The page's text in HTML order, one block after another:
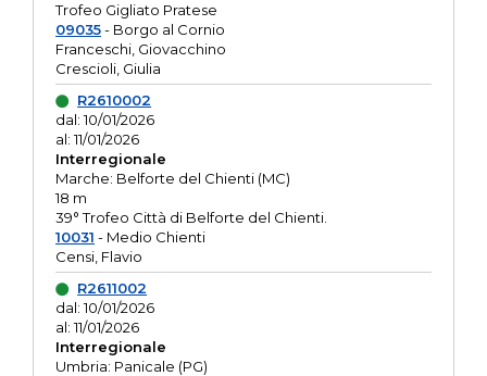
Trofeo Gigliato Pratese
09035- Borgo al Cornio
Franceschi, Giovacchino
Crescioli, Giulia
R2610002
dal: 10/01/2026
al: 11/01/2026
Interregionale
Marche: Belforte del Chienti (MC)
18 m
39° Trofeo Città di Belforte del Chienti.
10031 - Medio Chienti
Censi, Flavio
R2611002
dal: 10/01/2026
al: 11/01/2026
Interregionale
Umbria: Panicale (PG)